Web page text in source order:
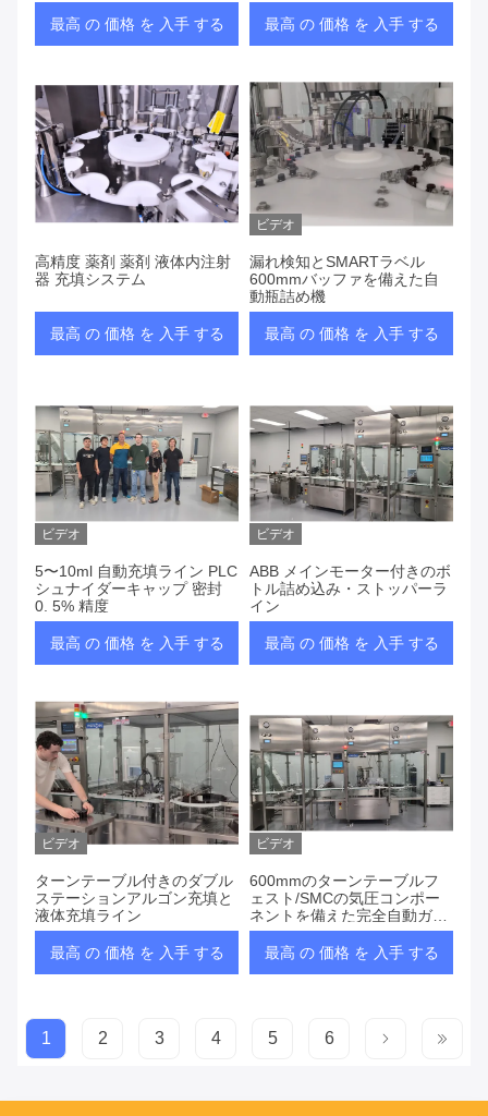
最高 の 価格 を 入手 する 最高 の 価格 を 入手 する
高精度 薬剤 薬剤 液体内注射
器 充填システム
最高 の 価格 を 入手 する
ビデオ
漏れ検知とSMARTラベル
600mmバッファを備えた自
動瓶詰め機
最高 の 価格 を 入手 する
ビデオ
5〜10ml 自動充填ライン PLC
シュナイダーキャップ 密封
0. 5% 精度
最高 の 価格 を 入手 する
ビデオ
ABB メインモーター付きのボ
トル詰め込み・ストッパーラ
イン
最高 の 価格 を 入手 する
ビデオ
ターンテーブル付きのダブル
ステーションアルゴン充填と
液体充填ライン
最高 の 価格 を 入手 する
ビデオ
600mmのターンテーブルフ
ェスト/SMCの気圧コンポー
ネントを備えた完全自動ガラ
スボトル充填ライン
最高 の 価格 を 入手 する
1 2 3 4 5 6